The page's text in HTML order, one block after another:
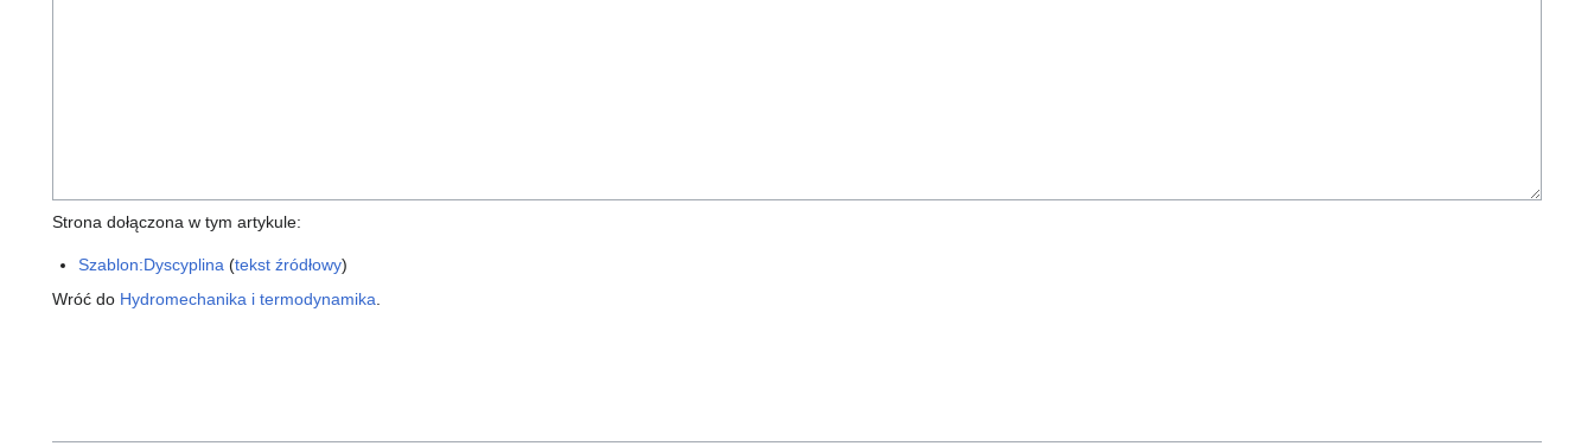
Strona dołączona w tym artykule:
Szablon:Dyscyplina (tekst źródłowy)
Wróć do Hydromechanika i termodynamika